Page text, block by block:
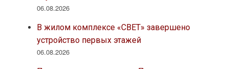
06.08.2026
В жилом комплексе «СВЕТ» завершено
устройство первых этажей
06.08.2026